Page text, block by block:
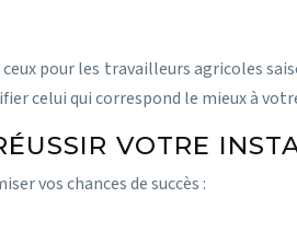
pour les travailleurs agricoles
celui qui correspond le mieux à
VOTRE
vos chances de succès :